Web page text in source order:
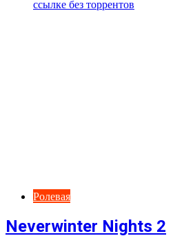
Ролевая
Neverwinter Nights 2